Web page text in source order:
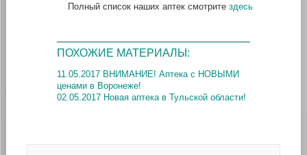
Полный список наших аптек смотрите здесь
ПОХОЖИЕ МАТЕРИАЛЫ:
11.05.2017 ВНИМАНИЕ! Аптека с НОВЫМИ
ценами в Воронеже!
02.05.2017 Новая аптека в Тульской области!